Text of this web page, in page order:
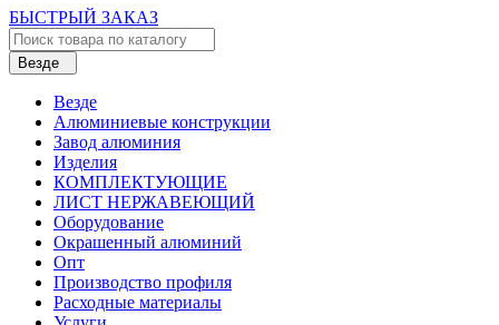
БЫСТРЫЙ ЗАКАЗ
Везде
Везде
Алюминиевые конструкции
Завод алюминия
Изделия
КОМПЛЕКТУЮЩИЕ
ЛИСТ НЕРЖАВЕЮЩИЙ
Оборудование
Окрашенный алюминий
Опт
Производство профиля
Расходные материалы